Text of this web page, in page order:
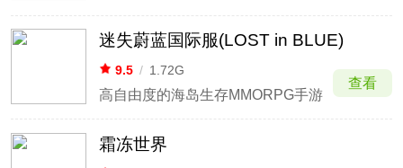
迷失蔚蓝国际服(LOST in BLUE)
9.5 / 1.72G
高自由度的海岛生存MMORPG手游
查看
霜冻世界